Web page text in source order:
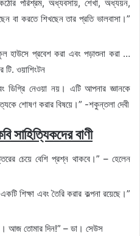
পরিশ্রম, অধ্যবসায়, শেখা, অধ্যয়ন,
বা করতে শিখছেন তার প্রতি ভালবাসা।”
হাউসে প্রবেশ করা এবং পড়াশুনা করা …
টি. ওয়াশিংটন
ডিগ্রি নেওয়া নয়। এটি আপনার জ্ঞানকে
শোষণ করার বিষয়ে।” -শকুন্তলা দেবী
সাহিত্যিকদের বাণী
চেয়ে বেশি প্রশ্ন থাকবে।” – হেলেন
শিক্ষা এবং তৈরি করার কল্পনা রয়েছে।”
আজ তোমার দিন!” – ডা। সেউস